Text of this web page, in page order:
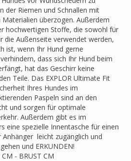
der Riemen und Schnallen mit
überzogen. Außerdem
hochwertigen Stoffe, die sowohl für
die Außenseite verwendet werden,
ist, wenn Ihr Hund gerne
dass sich Ihr Hund beim
hat das Geschirr keine
Teile. Das EXPLOR Ultimate Fit
Ihres Hundes im
Paspeln sind an den
und sorgen für optimale
Außerdem gibt es im
eine spezielle Innentasche für einen
leicht zugänglich und
und ERKUNDEN!
CM - BRUST CM